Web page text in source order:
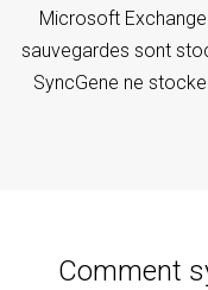
Microsoft
sauvegardes sont
SyncGene ne
Comment